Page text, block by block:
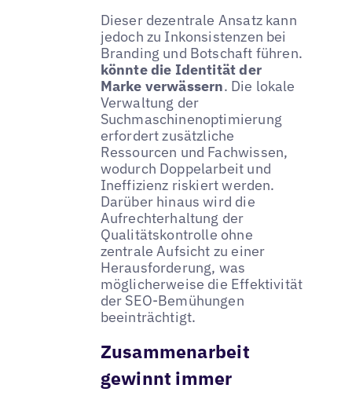
Dieser dezentrale Ansatz kann
jedoch zu Inkonsistenzen bei
Branding und Botschaft führen.
könnte die Identität der
Marke verwässern. Die lokale
Verwaltung der
Suchmaschinenoptimierung
erfordert zusätzliche
Ressourcen und Fachwissen,
wodurch Doppelarbeit und
Ineffizienz riskiert werden.
Darüber hinaus wird die
Aufrechterhaltung der
Qualitätskontrolle ohne
zentrale Aufsicht zu einer
Herausforderung, was
möglicherweise die Effektivität
der SEO-Bemühungen
beeinträchtigt.
Zusammenarbeit
gewinnt immer